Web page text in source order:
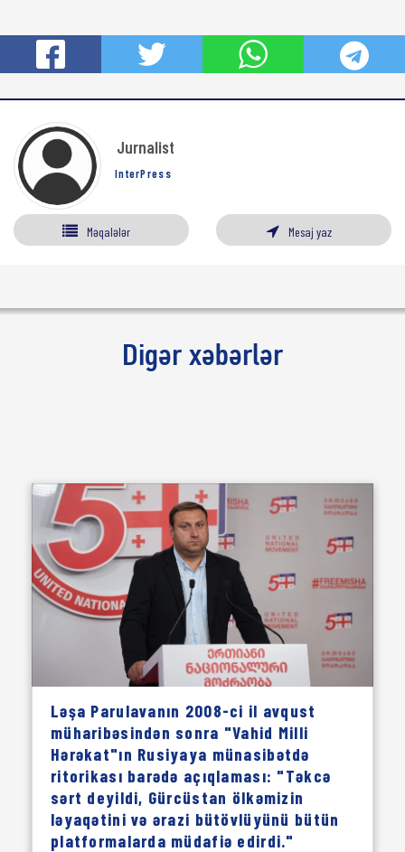
Jurnalist
InterPress
Məqalələr Mesaj yaz
Digər xəbərlər
Ləşa Parulavanın 2008-ci il avqust
müharibəsindən sonra "Vahid Milli
Hərəkat"ın Rusiyaya münasibətdə
ritorikası barədə açıqlaması: "Təkcə
sərt deyildi, Gürcüstan ölkəmizin
ləyaqətini və ərazi bütövlüyünü bütün
platformalarda müdafiə edirdi."